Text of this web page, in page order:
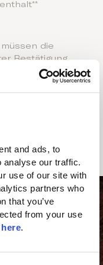
and ads, to
our traffic.
use of our site with
partners who
that you’ve
from your use
here
die
Bestätigung
Angeboten